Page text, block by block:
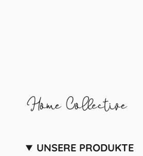
UNSERE PRODUKTE